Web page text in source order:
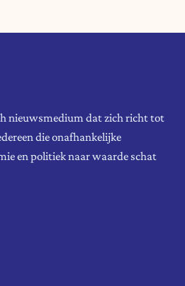
nieuwsmedium dat zich richt tot
die onafhankelijke
en politiek naar waarde schat